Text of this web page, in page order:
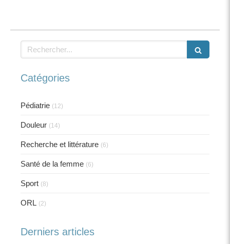
Rechercher
Catégories
Pédiatrie (12)
Douleur (14)
Recherche et littérature (6)
Santé de la femme (6)
Sport (8)
ORL (2)
Derniers articles